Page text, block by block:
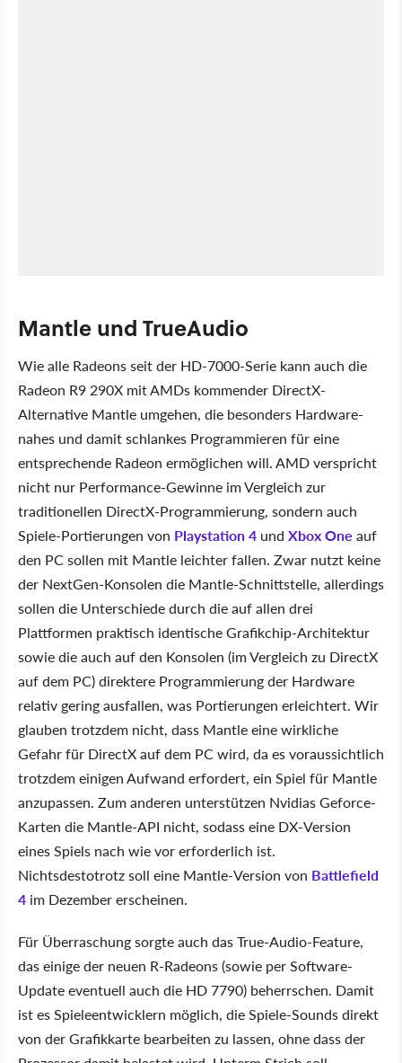
Mantle und TrueAudio
Wie alle Radeons seit der HD-7000-Serie kann auch die
Radeon R9 290X mit AMDs kommender DirectX-
Alternative Mantle umgehen, die besonders Hardware-
nahes und damit schlankes Programmieren für eine
entsprechende Radeon ermöglichen will. AMD verspricht
nicht nur Performance-Gewinne im Vergleich zur
traditionellen DirectX-Programmierung, sondern auch
Spiele-Portierungen von Playstation 4 und Xbox One auf
den PC sollen mit Mantle leichter fallen. Zwar nutzt keine
der NextGen-Konsolen die Mantle-Schnittstelle, allerdings
sollen die Unterschiede durch die auf allen drei
Plattformen praktisch identische Grafikchip-Architektur
sowie die auch auf den Konsolen (im Vergleich zu DirectX
auf dem PC) direktere Programmierung der Hardware
relativ gering ausfallen, was Portierungen erleichtert. Wir
glauben trotzdem nicht, dass Mantle eine wirkliche
Gefahr für DirectX auf dem PC wird, da es voraussichtlich
trotzdem einigen Aufwand erfordert, ein Spiel für Mantle
anzupassen. Zum anderen unterstützen Nvidias Geforce-
Karten die Mantle-API nicht, sodass eine DX-Version
eines Spiels nach wie vor erforderlich ist.
Nichtsdestotrotz soll eine Mantle-Version von Battlefield
4 im Dezember erscheinen.
Für Überraschung sorgte auch das True-Audio-Feature,
das einige der neuen R-Radeons (sowie per Software-
Update eventuell auch die HD 7790) beherrschen. Damit
ist es Spieleentwicklern möglich, die Spiele-Sounds direkt
von der Grafikkarte bearbeiten zu lassen, ohne dass der